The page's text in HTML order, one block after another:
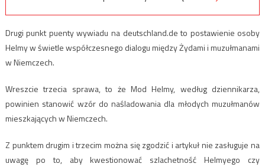
Drugi punkt puenty wywiadu na deutschland.de to postawienie osoby
Helmy w świetle współczesnego dialogu między Żydami i muzułmanami
w Niemczech.
Wreszcie trzecia sprawa, to że Mod Helmy, według dziennikarza,
powinien stanowić wzór do naśladowania dla młodych muzułmanów
mieszkających w Niemczech.
Z punktem drugim i trzecim można się zgodzić i artykuł nie zasługuje na
uwagę po to, aby kwestionować szlachetność Helmyego czy